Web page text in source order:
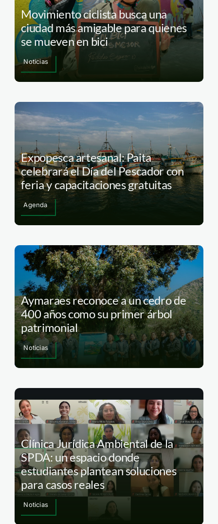
Movimiento ciclista busca una
ciudad más amigable para quienes
se mueven en bici
Noticias
Expopesca artesanal: Paita
celebrará el Día del Pescador con
feria y capacitaciones gratuitas
Agenda
Aymaraes reconoce a un cedro de
400 años como su primer árbol
patrimonial
Noticias
Clínica Jurídica Ambiental de la
SPDA: un espacio donde
estudiantes plantean soluciones
para casos reales
Noticias